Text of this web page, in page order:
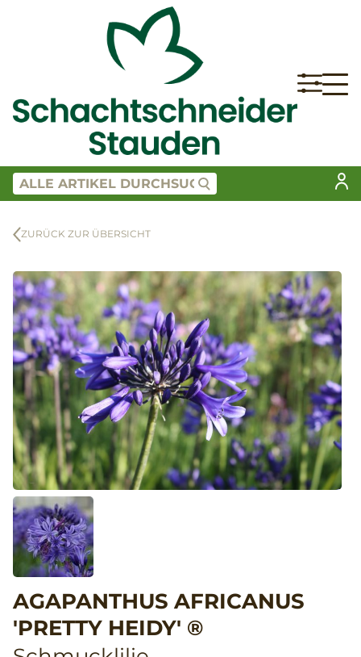
ZURÜCK ZUR ÜBERSICHT
AGAPANTHUS AFRICANUS
'PRETTY HEIDY' ®